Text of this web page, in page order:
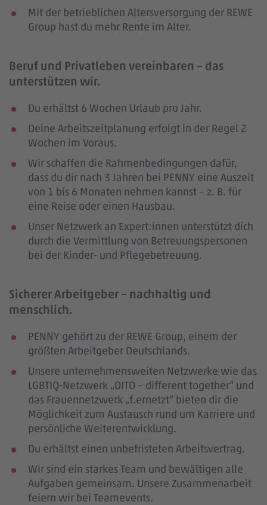
Mit der betrieblichen Altersversorgung der REWE
Group hast du mehr Rente im Alter.
Beruf und Privatleben vereinbaren – das
unterstützen wir.
Du erhältst 6 Wochen Urlaub pro Jahr.
Deine Arbeitszeitplanung erfolgt in der Regel 2
Wochen im Voraus.
Wir schaffen die Rahmenbedingungen dafür,
dass du dir nach 3 Jahren bei PENNY eine Auszeit
von 1 bis 6 Monaten nehmen kannst – z. B. für
eine Reise oder einen Hausbau.
Unser Netzwerk an Expert:innen unterstützt dich
durch die Vermittlung von Betreuungspersonen
bei der Kinder- und Pflegebetreuung.
Sicherer Arbeitgeber – nachhaltig und
menschlich.
PENNY gehört zu der REWE Group, einem der
größten Arbeitgeber Deutschlands.
Unsere unternehmensweiten Netzwerke wie das
LGBTIQ-Netzwerk „DITO – different together“ und
das Frauennetzwerk „f.ernetzt“ bieten dir die
Möglichkeit zum Austausch rund um Karriere und
persönliche Weiterentwicklung.
Du erhältst einen unbefristeten Arbeitsvertrag.
Wir sind ein starkes Team und bewältigen alle
Aufgaben gemeinsam. Unsere Zusammenarbeit
feiern wir bei Teamevents.